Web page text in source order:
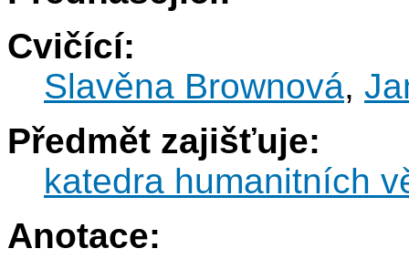
Cvičící:
Slavěna Brownová,
Předmět zajišťuje:
katedra humanitních
Anotace: